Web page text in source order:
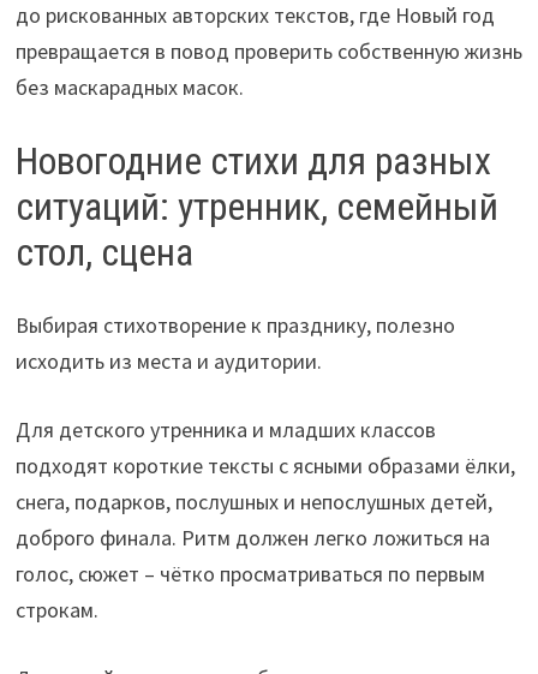
до рискованных авторских текстов, где Новый год
превращается в повод проверить собственную жизнь
без маскарадных масок.
Новогодние стихи для разных
ситуаций: утренник, семейный
стол, сцена
Выбирая стихотворение к празднику, полезно
исходить из места и аудитории.
Для детского утренника и младших классов
подходят короткие тексты с ясными образами ёлки,
снега, подарков, послушных и непослушных детей,
доброго финала. Ритм должен легко ложиться на
голос, сюжет – чётко просматриваться по первым
строкам.